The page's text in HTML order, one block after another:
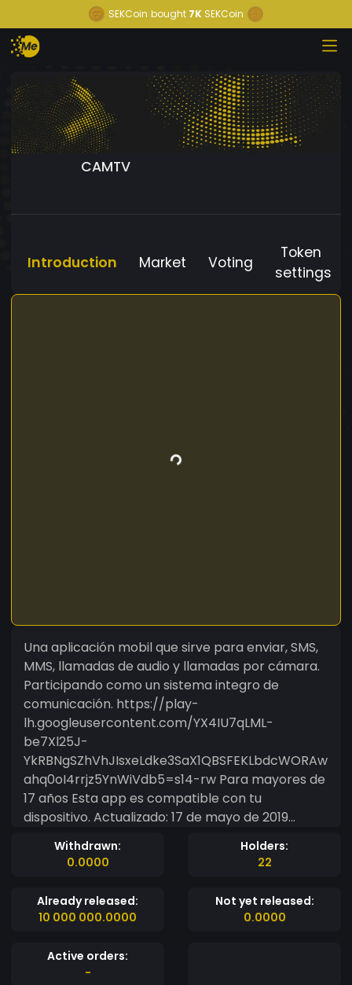
SEKCoin bought 7K SEKCoin
CAMTV
Introduction Market Voting
Token
settings
Una aplicación mobil que sirve para enviar, SMS,
MMS, llamadas de audio y llamadas por cámara.
Participando como un sistema integro de
comunicación. https://play-
lh.googleusercontent.com/YX4IU7qLML-
be7Xl25J-
YkRBNgSZhVhJIsxeLdke3SaX1QBSFEKLbdcWORAw
ahq0oI4rrjz5YnWiVdb5=s14-rw Para mayores de
17 años Esta app es compatible con tu
dispositivo. Actualizado: 17 de mayo de 2019
Tamaño: 41M Instalaciones: 50+ Versión actual:
años Ofrecida por CCTVRADIO Desarrollador:
Withdrawn:
0.0000
Holders:
22
Already released:
10 000 000.0000
Not yet released:
0.0000
Active orders:
-